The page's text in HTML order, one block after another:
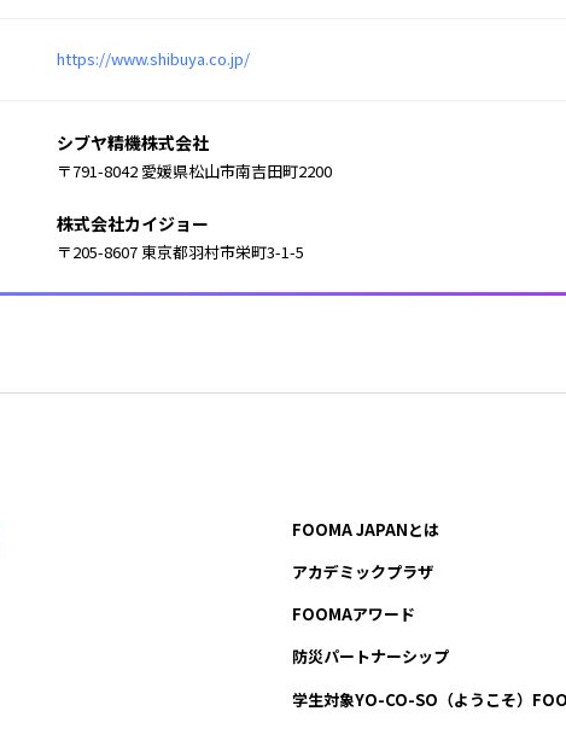
https://www.shibuya.co.jp/
シブヤ精機株式会社
〒791-8042 愛媛県松山市南吉田町2200
株式会社カイジョー
〒205-8607 東京都羽村市栄町3-1-5
FOOMA JAPANとは
アカデミックプラザ
FOOMAアワード
防災パートナーシップ
学生対象YO-CO-SO （ようこそ）